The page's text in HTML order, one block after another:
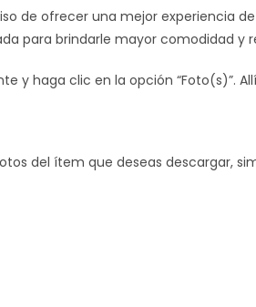
de ofrecer una mejor experiencia
para brindarle mayor comodidad y
y haga clic en la opción “Foto(s)”.
del ítem que deseas descargar,